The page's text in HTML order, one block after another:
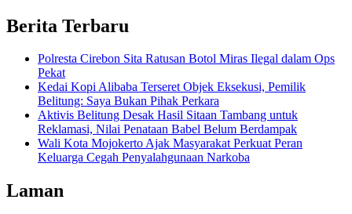
Berita Terbaru
Polresta Cirebon Sita Ratusan Botol Miras Ilegal dalam Ops
Pekat
Kedai Kopi Alibaba Terseret Objek Eksekusi, Pemilik
Belitung: Saya Bukan Pihak Perkara
Aktivis Belitung Desak Hasil Sitaan Tambang untuk
Reklamasi, Nilai Penataan Babel Belum Berdampak
Wali Kota Mojokerto Ajak Masyarakat Perkuat Peran
Keluarga Cegah Penyalahgunaan Narkoba
Laman